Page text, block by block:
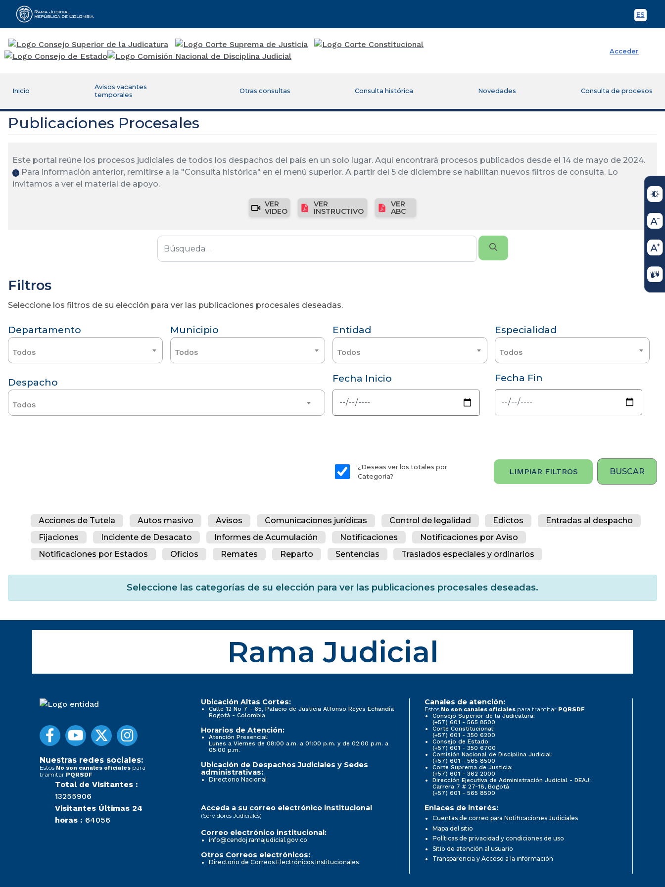
ES
Rama Judicial
Acceder
Inicio
Avisos vacantes
temporales
Otras consultas Consulta histórica Novedades Consulta de procesos
Publicaciones Procesales
Este portal reúne los procesos judiciales de todos los despachos del país en un solo lugar. Aquí encontrará procesos publicados desde el 14 de mayo de 2024.
ℹ️
Para información anterior, remitirse a la "Consulta histórica" en el menú superior. A partir del 5 de diciembre se habilitan nuevos filtros de consulta. Lo
invitamos a ver el material de apoyo.
VER
VIDEO
VER
INSTRUCTIVO
VER
ABC
Filtros
Seleccione los filtros de su elección para ver las publicaciones procesales deseadas.
Departamento
Todos
Municipio
Todos
Entidad
Todos
Especialidad
Todos
Despacho
Todos
Fecha Inicio Fecha Fin
¿Deseas ver los totales por
Categoría?
LIMPIAR FILTROS
Acciones de Tutela Autos masivo Avisos Comunicaciones jurídicas Control de legalidad Edictos
Entradas al despacho
Fijaciones
Incidente de Desacato Informes de Acumulación Notificaciones
Notificaciones por Aviso
Notificaciones por Estados
Oficios Remates Reparto Sentencias Traslados especiales y ordinarios
Seleccione las categorías de su elección para ver las publicaciones procesales deseadas.
Rama Judicial
Nuestras redes sociales:
Estos No son canales oficiales para
tramitar PQRSDF
Total de Visitantes :
13255906
Visitantes Últimas 24
horas : 64056
Ubicación Altas Cortes:
Calle 12 No 7 - 65, Palacio de Justicia Alfonso Reyes Echandía
Bogotá - Colombia
Horarios de Atención:
Atención Presencial:
Lunes a Viernes de 08:00 a.m. a 01:00 p.m. y de 02:00 p.m. a
05:00 p.m.
Ubicación de Despachos Judiciales y Sedes
administrativas:
Directorio Nacional
Canales de atención:
Estos No son canales oficiales para tramitar PQRSDF
Consejo Superior de la Judicatura:
(+57) 601 - 565 8500
Corte Constitucional:
(+57) 601 - 350 6200
Consejo de Estado:
(+57) 601 - 350 6700
Comisión Nacional de Disciplina Judicial:
(+57) 601 - 565 8500
Corte Suprema de Justicia:
(+57) 601 - 362 2000
Dirección Ejecutiva de Administración Judicial - DEAJ:
Carrera 7 # 27-18, Bogotá
(+57) 601 - 565 8500
Acceda a su correo electrónico institucional
(Servidores Judiciales)
Correo electrónico institucional:
info@cendoj.ramajudicial.gov.co
Otros Correos electrónicos:
Directorio de Correos Electrónicos Institucionales
Enlaces de interés:
Cuentas de correo para Notificaciones Judiciales
Mapa del sitio
Políticas de privacidad y condiciones de uso
Sitio de atención al usuario
Transparencia y Acceso a la información